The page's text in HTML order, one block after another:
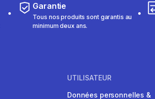
Garantie
Tous nos produits sont garantis au
minimum deux ans.
UTILISATEUR
Données personnelles &